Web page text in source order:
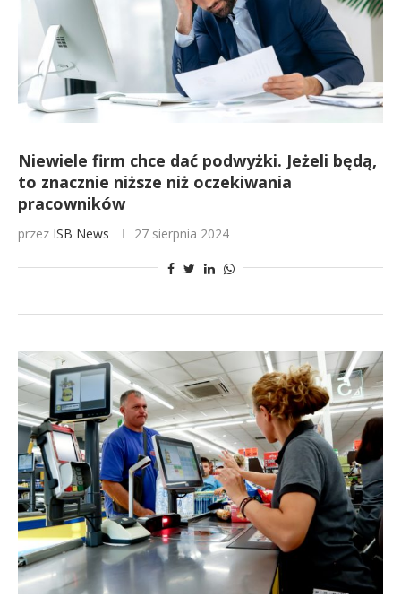
Niewiele firm chce dać podwyżki. Jeżeli będą,
to znacznie niższe niż oczekiwania
pracowników
przez ISB News 27 sierpnia 2024